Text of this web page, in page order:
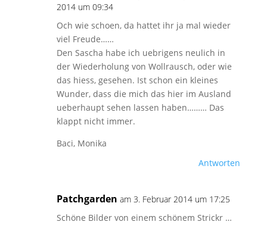
2014 um 09:34
Och wie schoen, da hattet ihr ja mal wieder
viel Freude……
Den Sascha habe ich uebrigens neulich in
der Wiederholung von Wollrausch, oder wie
das hiess, gesehen. Ist schon ein kleines
Wunder, dass die mich das hier im Ausland
ueberhaupt sehen lassen haben……… Das
klappt nicht immer.
Baci, Monika
Antworten
Patchgarden am 3. Februar 2014 um 17:25
Schöne Bilder von einem schönem Strickr …